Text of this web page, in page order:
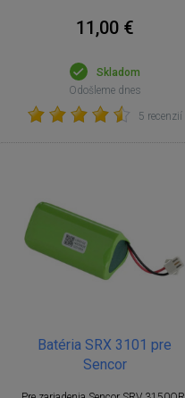
11,00 €
Skladom
Odošleme dnes
5 recenzií
Batéria SRX 3101 pre
Sencor